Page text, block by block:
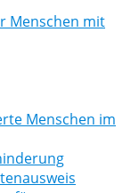
Menschen mit
Menschen im